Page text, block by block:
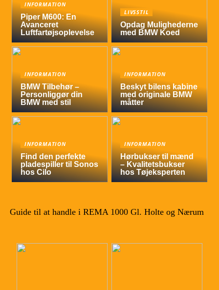
INFORMATION
Piper M600: En
Avanceret
Luftfartøjsoplevelse
LIVSSTIL
Opdag Mulighederne
med BMW Koed
INFORMATION
BMW Tilbehør –
Personliggør din
BMW med stil
INFORMATION
Beskyt bilens kabine
med originale BMW
måtter
INFORMATION
Find den perfekte
pladespiller til Sonos
hos Cilo
INFORMATION
Hørbukser til mænd
– Kvalitetsbukser
hos Tøjeksperten
Guide til at handle i REMA 1000 Gl. Holte og Nærum